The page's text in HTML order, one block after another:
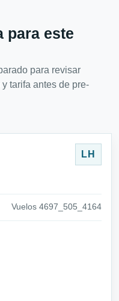
para este
para revisar
tarifa antes de pre-
LH
Vuelos 4697_505_4164